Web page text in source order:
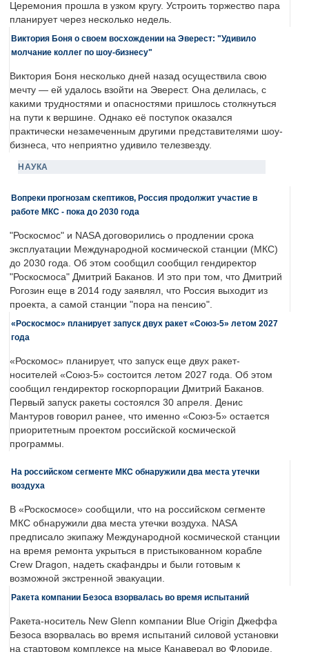
Церемония прошла в узком кругу. Устроить торжество пара
планирует через несколько недель.
Виктория Боня о своем восхождении на Эверест: "Удивило
молчание коллег по шоу-бизнесу"
Виктория Боня несколько дней назад осуществила свою
мечту — ей удалось взойти на Эверест. Она делилась, с
какими трудностями и опасностями пришлось столкнуться
на пути к вершине. Однако её поступок оказался
практически незамеченным другими представителями шоу-
бизнеса, что неприятно удивило телезвезду.
НАУКА
Вопреки прогнозам скептиков, Россия продолжит участие в
работе МКС - пока до 2030 года
"Роскосмос" и NASA договорились о продлении срока
эксплуатации Международной космической станции (МКС)
до 2030 года. Об этом сообщил сообщил гендиректор
"Роскосмоса" Дмитрий Баканов. И это при том, что Дмитрий
Рогозин еще в 2014 году заявлял, что Россия выходит из
проекта, а самой станции "пора на пенсию".
«Роскосмос» планирует запуск двух ракет «Союз-5» летом 2027
года
«Роскомос» планирует, что запуск еще двух ракет-
носителей «Союз-5» состоится летом 2027 года. Об этом
сообщил гендиректор госкорпорации Дмитрий Баканов.
Первый запуск ракеты состоялся 30 апреля. Денис
Мантуров говорил ранее, что именно «Союз-5» остается
приоритетным проектом российской космической
программы.
На российском сегменте МКС обнаружили два места утечки
воздуха
В «Роскосмосе» сообщили, что на российском сегменте
МКС обнаружили два места утечки воздуха. NASA
предписало экипажу Международной космической станции
на время ремонта укрыться в пристыкованном корабле
Crew Dragon, надеть скафандры и были готовым к
возможной экстренной эвакуации.
Ракета компании Безоса взорвалась во время испытаний
Ракета-носитель New Glenn компании Blue Origin Джеффа
Безоса взорвалась во время испытаний силовой установки
на стартовом комплексе на мысе Канаверал во Флориде.